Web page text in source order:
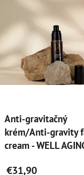
hodnotenie
produktu
je
Anti-gravitačný
krém/Anti-gravity
cream - WELL
€31,90